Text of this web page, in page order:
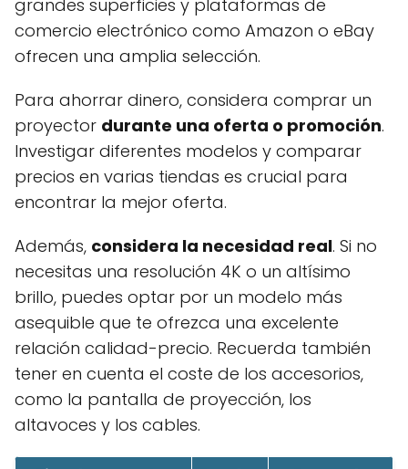
grandes superficies y plataformas de
comercio electrónico como Amazon o eBay
ofrecen una amplia selección.
Para ahorrar dinero, considera comprar un
proyector durante una oferta o promoción.
Investigar diferentes modelos y comparar
precios en varias tiendas es crucial para
encontrar la mejor oferta.
Además, considera la necesidad real. Si no
necesitas una resolución 4K o un altísimo
brillo, puedes optar por un modelo más
asequible que te ofrezca una excelente
relación calidad-precio. Recuerda también
tener en cuenta el coste de los accesorios,
como la pantalla de proyección, los
altavoces y los cables.